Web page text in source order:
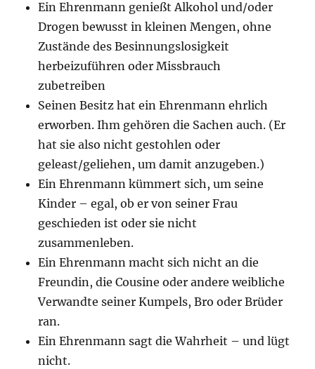
Ein Ehrenmann genießt Alkohol und/oder
Drogen bewusst in kleinen Mengen, ohne
Zustände des Besinnungslosigkeit
herbeizuführen oder Missbrauch
zubetreiben
Seinen Besitz hat ein Ehrenmann ehrlich
erworben. Ihm gehören die Sachen auch. (Er
hat sie also nicht gestohlen oder
geleast/geliehen, um damit anzugeben.)
Ein Ehrenmann kümmert sich, um seine
Kinder – egal, ob er von seiner Frau
geschieden ist oder sie nicht
zusammenleben.
Ein Ehrenmann macht sich nicht an die
Freundin, die Cousine oder andere weibliche
Verwandte seiner Kumpels, Bro oder Brüder
ran.
Ein Ehrenmann sagt die Wahrheit – und lügt
nicht.